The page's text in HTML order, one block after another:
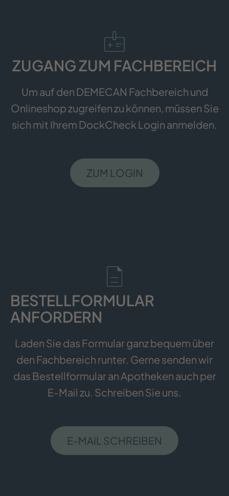
ZUGANG ZUM FACHBEREICH
Um auf den DEMECAN Fachbereich und
Onlineshop zugreifen zu können, müssen Sie
sich mit Ihrem DockCheck Login anmelden.
ZUM LOGIN
BESTELLFORMULAR
ANFORDERN
Laden Sie das Formular ganz bequem über
den Fachbereich runter. Gerne senden wir
das Bestellformular an Apotheken auch per
E-Mail zu. Schreiben Sie uns.
E-MAIL SCHREIBEN